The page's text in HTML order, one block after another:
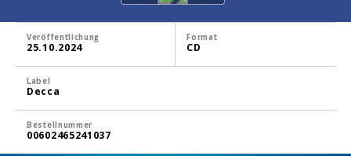
Veröffentlichung
25.10.2024
Format
CD
Label
Decca
Bestellnummer
00602465241037